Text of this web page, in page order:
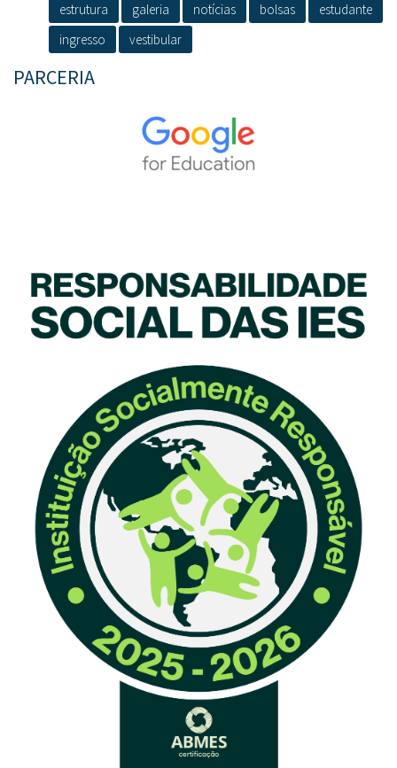
estrutura
galeria notícias bolsas
estudante
ingresso
vestibular
PARCERIA